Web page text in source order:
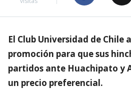
El Club Universidad de Chile
promoción para que sus
partidos ante Huachipato y
un precio preferencial.